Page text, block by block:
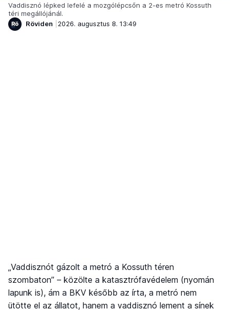
Vaddisznó lépked lefelé a mozgólépcsőn a 2-es metró Kossuth
téri megállójánál.
Röviden
2026. augusztus 8. 13:49
„Vaddisznót gázolt a metró a Kossuth téren
szombaton” – közölte a katasztrófavédelem (nyomán
lapunk is), ám a BKV később az írta, a metró nem
ütötte el az állatot, hanem a vaddisznó lement a sínek